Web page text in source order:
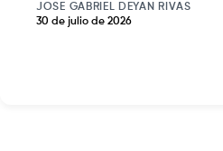
JOSE GABRIEL DEYAN RIVAS
30 de julio de 2026